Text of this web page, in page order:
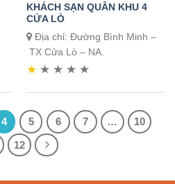
KHÁCH SẠN QUÂN KHU 4
CỬA LÒ
Địa chỉ: Đường Bình Minh –
TX Cửa Lò – NA.
★ ★ ★ ★ ★
4 5 6 7 …
10
12